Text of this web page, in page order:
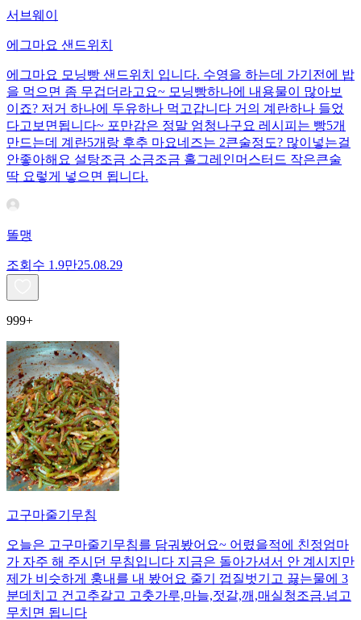
서브웨이
에그마요 샌드위치
에그마요 모닝빵 샌드위치 입니다. 수영을 하는데 가기전에 밥
을 먹으면 좀 무겁더라고요~ 모닝빵하나에 내용물이 많아보
이죠? 저거 하나에 두유하나 먹고갑니다 거의 계란하나 들었
다고보면됩니다~ 포만감은 정말 엄청나구요 레시피는 빵5개
만드는데 계란5개랑 후추 마요네즈는 2큰술정도? 많이넣는걸
안좋아해요 설탕조금 소금조금 홀그레인머스터드 작은큰술
딱 요렇게 넣으면 됩니다.
똘맹
조회수 1.9만25.08.29
999+
고구마줄기무침
오늘은 고구마줄기무침를 담궈봤어요~ 어렸을적에 친정엄마
가 자주 해 주시던 무침입니다 지금은 돌아가셔서 안 계시지만
제가 비슷하게 훙내를 내 봤어요 줄기 껍질벗기고 끓는물에 3
분데치고 건고추갈고 고춧가루,마늘,젓갈,깨,매실청조금.넘고
무치면 됩니다